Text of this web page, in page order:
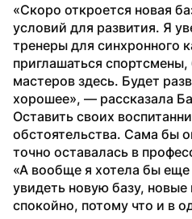
«Скоро откроется новая
условий для развития. Я
тренеры для синхронного
приглашаться
мастеров здесь. Будет
хорошее», — рассказала
Оставить своих
обстоятельства. Сама бы
точно оставалась в
«А вообще я хотела бы еще
увидеть новую базу,
спокойно, потому что и в